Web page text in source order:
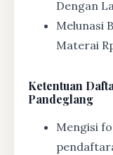
Dengan
Melunasi
Materai
Ketentuan
Pandeglang
Mengisi